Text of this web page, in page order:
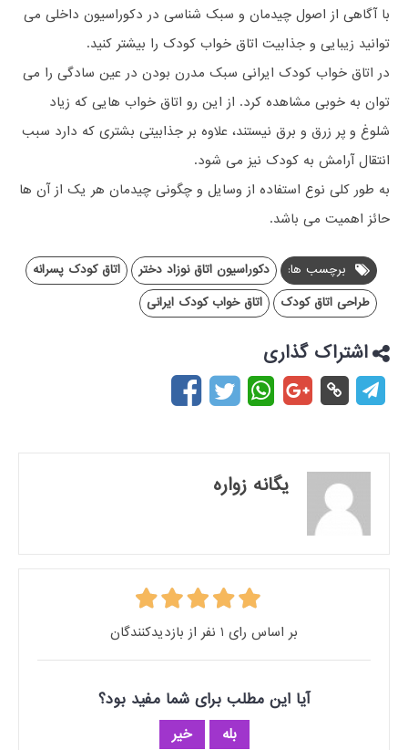
با آگاهی از اصول چیدمان و سبک شناسی در دکوراسیون داخلی می
توانید زیبایی و جذابیت اتاق خواب کودک را بیشتر کنید.
در اتاق خواب کودک ایرانی سبک مدرن بودن در عین سادگی را می
توان به خوبی مشاهده کرد. از این رو اتاق خواب هایی که زیاد
شلوغ و پر زرق و برق نیستند، علاوه بر جذابیتی بشتری که دارد سبب
انتقال آرامش به کودک نیز می شود.
به طور کلی نوع استفاده از وسایل و چگونی چیدمان هر یک از آن ها
حائز اهمیت می باشد.
برچسب ها: دکوراسیون اتاق نوزاد دختر
اتاق کودک پسرانه
طراحی اتاق کودک
اتاق خواب کودک ایرانی
اشتراک گذاری
یگانه زواره
بر اساس رای 1 نفر از بازدیدکنندگان
آیا این مطلب برای شما مفید بود؟
بله خیر